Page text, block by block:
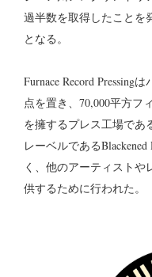
過半数を取得したことを
となる。
Furnace Record Pressing
点を置き、70,000平方フ
を擁するプレス工場であ
レーベルである
く、他のアーティストや
供するために行われた。